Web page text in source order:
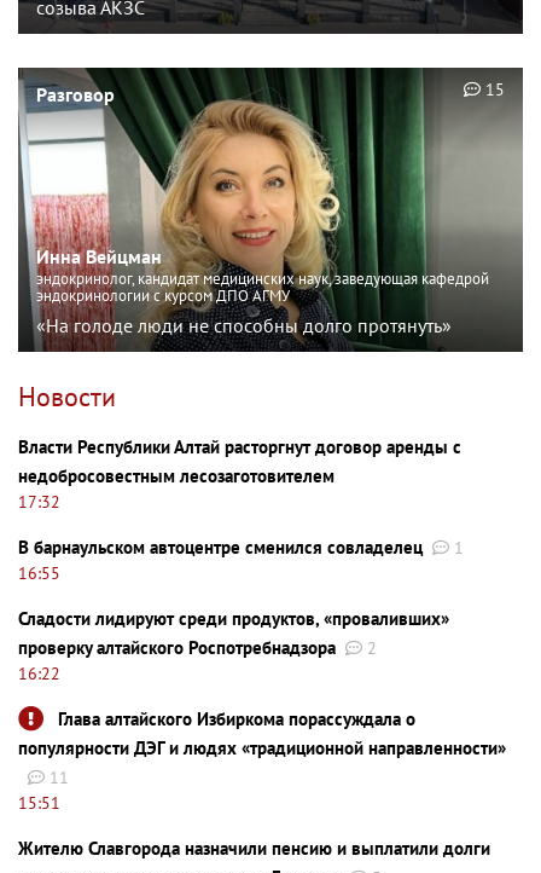
созыва АКЗС
Разговор
Инна Вейцман
эндокринолог, кандидат медицинских наук, заведующая кафедрой
эндокринологии с курсом ДПО АГМУ
«На голоде люди не способны долго протянуть»
15
Новости
Власти Республики Алтай расторгнут договор аренды с
недобросовестным лесозаготовителем
17:32
В барнаульском автоцентре сменился совладелец
1
16:55
Сладости лидируют среди продуктов, «проваливших»
проверку алтайского Роспотребнадзора
2
16:22
Глава алтайского Избиркома порассуждала о
популярности ДЭГ и людях «традиционной направленности»
11
15:51
Жителю Славгорода назначили пенсию и выплатили долги